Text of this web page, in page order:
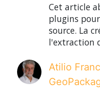
Cet article
plugins pour
source. La
l'extraction
Atilio